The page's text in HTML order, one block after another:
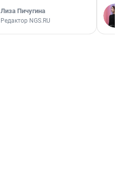
Лиза Пичугина
Редактор NGS.RU